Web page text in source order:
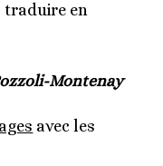
traduire en
Montenay
avec les